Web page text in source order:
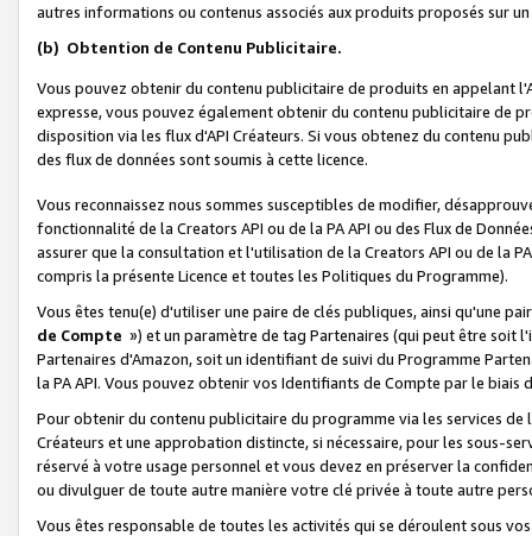
autres informations ou contenus associés aux produits proposés sur
(b) Obtention de Contenu Publicitaire.
Vous pouvez obtenir du contenu publicitaire de produits en appelant
expresse, vous pouvez également obtenir du contenu publicitaire de
disposition via les flux d'API Créateurs. Si vous obtenez du contenu
des flux de données sont soumis à cette licence.
Vous reconnaissez nous sommes susceptibles de modifier,
fonctionnalité de la Creators API ou de la PA API ou des Flux de
assurer que la consultation et l'utilisation de la Creators API ou de la
compris la présente Licence et toutes les Politiques du Programme).
Vous êtes tenu(e) d'utiliser une paire de clés publiques, ainsi qu'une
de Compte ») et un paramètre de tag Partenaires (qui peut être soit
Partenaires d'Amazon, soit un identifiant de suivi du Programme
la PA API. Vous pouvez obtenir vos Identifiants de Compte par le biais
Pour obtenir du contenu publicitaire du programme via les services
Créateurs et une approbation distincte, si nécessaire, pour les sous-
réservé à votre usage personnel et vous devez en préserver la
ou divulguer de toute autre manière votre clé privée à toute autre
Vous êtes responsable de toutes les activités qui se déroulent sous